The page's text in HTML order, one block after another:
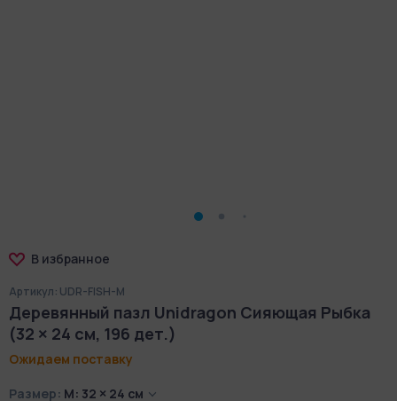
В избранное
Артикул: UDR-FISH-M
Деревянный пазл Unidragon Сияющая Рыбка
(32 × 24 см, 196 дет.)
Ожидаем поставку
Размер: М: 32 × 24 см